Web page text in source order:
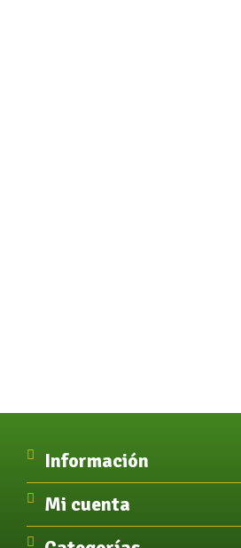
Información
Mi cuenta